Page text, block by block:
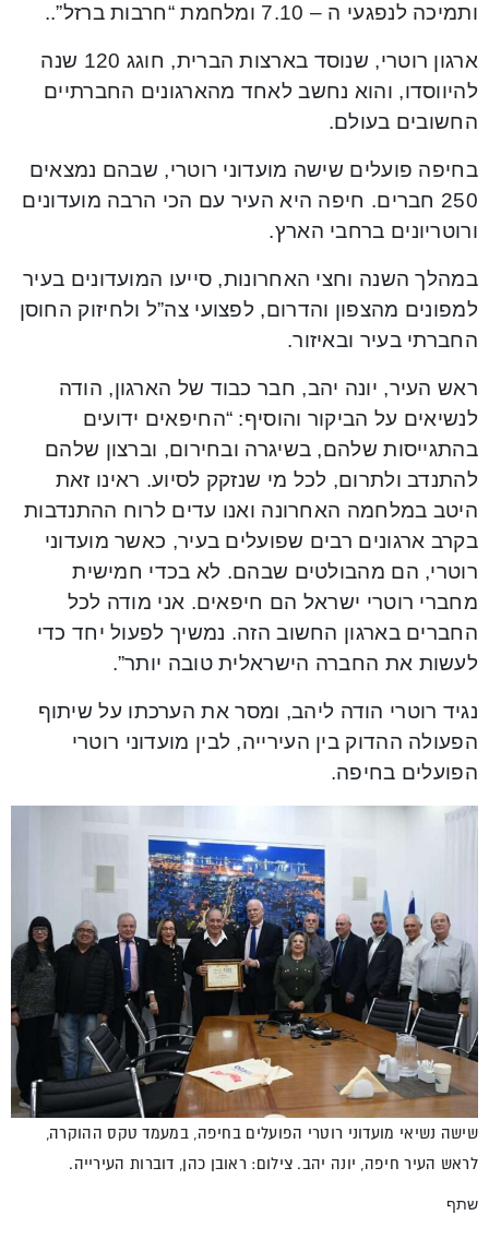
ותמיכה לנפגעי ה – 7.10 ומלחמת “חרבות ברזל”..
ארגון רוטרי, שנוסד בארצות הברית, חוגג 120 שנה
להיווסדו, והוא נחשב לאחד מהארגונים החברתיים
החשובים בעולם.
בחיפה פועלים שישה מועדוני רוטרי, שבהם נמצאים
250 חברים. חיפה היא העיר עם הכי הרבה מועדונים
ורוטריונים ברחבי הארץ.
במהלך השנה וחצי האחרונות, סייעו המועדונים בעיר
למפונים מהצפון והדרום, לפצועי צה”ל ולחיזוק החוסן
החברתי בעיר ובאיזור.
ראש העיר, יונה יהב, חבר כבוד של הארגון, הודה
לנשיאים על הביקור והוסיף: “החיפאים ידועים
בהתגייסות שלהם, בשיגרה ובחירום, וברצון שלהם
להתנדב ולתרום, לכל מי שנזקק לסיוע. ראינו זאת
היטב במלחמה האחרונה ואנו עדים לרוח ההתנדבות
בקרב ארגונים רבים שפועלים בעיר, כאשר מועדוני
רוטרי, הם מהבולטים שבהם. לא בכדי חמישית
מחברי רוטרי ישראל הם חיפאים. אני מודה לכל
החברים בארגון החשוב הזה. נמשיך לפעול יחד כדי
לעשות את החברה הישראלית טובה יותר”.
נגיד רוטרי הודה ליהב, ומסר את הערכתו על שיתוף
הפעולה ההדוק בין העירייה, לבין מועדוני רוטרי
הפועלים בחיפה.
שישה נשיאי מועדוני רוטרי הפועלים בחיפה, במעמד טקס ההוקרה,
לראש העיר חיפה, יונה יהב. צילום: ראובן כהן, דוברות העירייה.
שתף